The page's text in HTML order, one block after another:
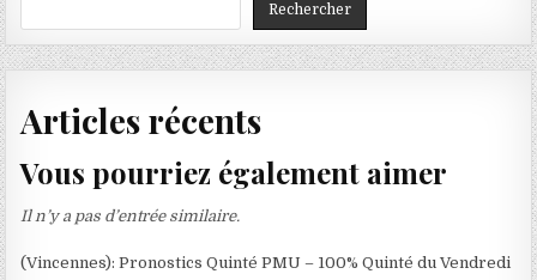
Rechercher
Articles récents
Vous pourriez également aimer
Il n’y a pas d’entrée similaire.
(Vincennes): Pronostics Quinté PMU – 100% Quinté du Vendredi